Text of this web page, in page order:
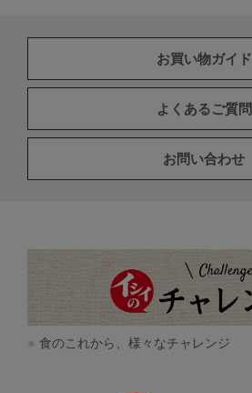
お買い物ガイド
よくあるご質問
お問い合わせ
食のこれから、様々なチャレンジ